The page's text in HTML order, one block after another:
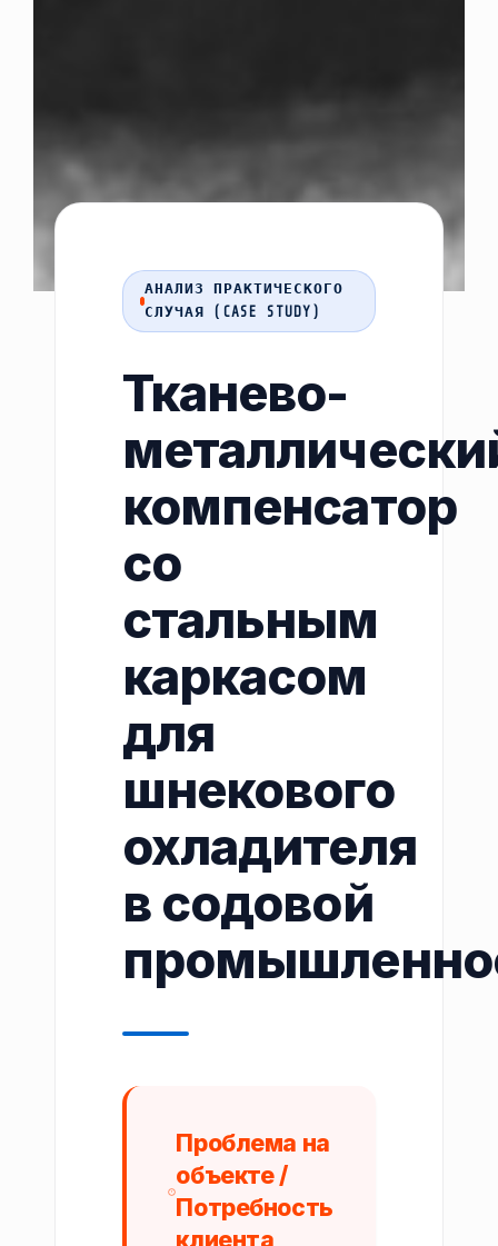
АНАЛИЗ ПРАКТИЧЕСКОГО
СЛУЧАЯ (CASE STUDY)
Тканево-
компенсатор
со
стальным
каркасом
для
шнекового
охладителя
в содовой
Проблема на
объекте /
Потребность
клиента